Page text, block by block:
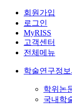
회원가입
로그인
MyRISS
고객센터
전체메뉴
학술연구정
학위논
국내학